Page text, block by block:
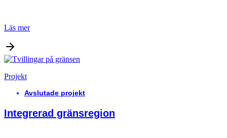
Läs mer
Projekt
Avslutade projekt
Integrerad gränsregion